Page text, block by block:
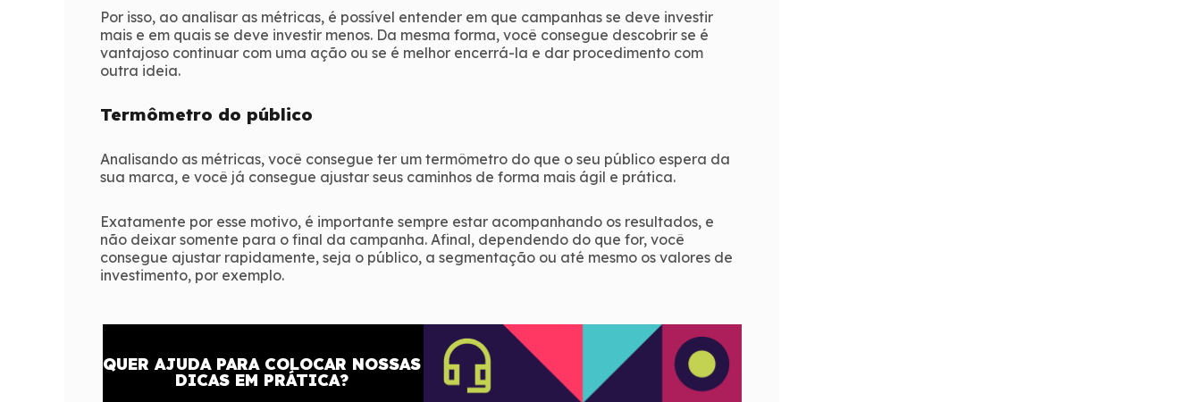
Por isso, ao analisar as métricas, é possível entender em que campanhas se deve investir
mais e em quais se deve investir menos. Da mesma forma, você consegue descobrir se é
vantajoso continuar com uma ação ou se é melhor encerrá-la e dar procedimento com
outra ideia.
Termômetro do público
Analisando as métricas, você consegue ter um termômetro do que o seu público espera da
sua marca, e você já consegue ajustar seus caminhos de forma mais ágil e prática.
Exatamente por esse motivo, é importante sempre estar acompanhando os resultados, e
não deixar somente para o final da campanha. Afinal, dependendo do que for, você
consegue ajustar rapidamente, seja o público, a segmentação ou até mesmo os valores de
investimento, por exemplo.
QUER AJUDA PARA COLOCAR NOSSAS
DICAS EM PRÁTICA?